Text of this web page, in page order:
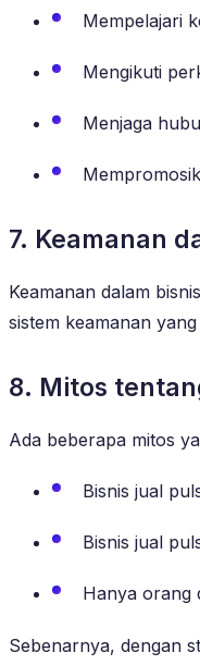
Mempelajari
Mengikuti
Menjaga
7. Keamanan
Keamanan dalam
sistem keamanan
8. Mitos
Ada beberapa mitos
Bisnis jual
Bisnis jual
Hanya orang
Sebenarnya, dengan